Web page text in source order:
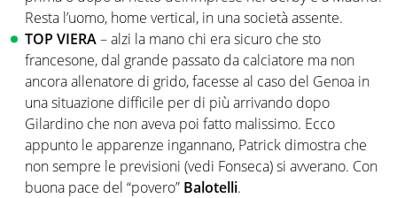
Resta l’uomo, home vertical, in una società assente.
TOP VIERA– alzi la mano chi era sicuro che sto
francesone, dal grande passato da calciatore ma non
ancora allenatore di grido, facesse al caso del Genoa in
una situazione difficile per di più arrivando dopo
Gilardino che non aveva poi fatto malissimo. Ecco
appunto le apparenze ingannano, Patrick dimostra che
non sempre le previsioni (vedi Fonseca) si avverano. Con
buona pace del “povero” Balotelli.